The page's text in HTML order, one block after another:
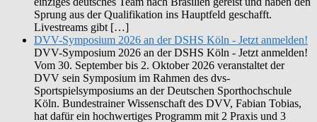
Sprung aus der Qualifikation ins Hauptfeld geschafft.
Livestreams gibt […]
DVV-Symposium 2026 an der DSHS Köln - Jetzt anmelden!
DVV-Symposium 2026 an der DSHS Köln - Jetzt anmelden!
Vom 30. September bis 2. Oktober 2026 veranstaltet der
DVV sein Symposium im Rahmen des dvs-
Sportspielsymposiums an der Deutschen Sporthochschule
Köln. Bundestrainer Wissenschaft des DVV, Fabian Tobias,
hat dafür ein hochwertiges Programm mit 2 Praxis und 3